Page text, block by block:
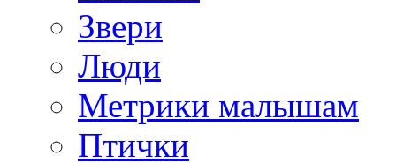
Звери
Люди
Метрики малышам
Птички